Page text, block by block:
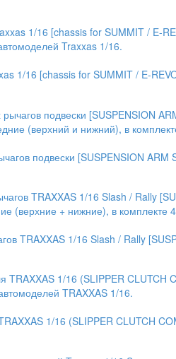
Traxxas 1/16.
1/16 [chassis for SUMMIT / E-
(верхний и нижний), в
подвески [SUSPENSION ARM
(верхние + нижние), в комплекте
TRAXXAS 1/16 Slash / Rally
TRAXXAS 1/16.
1/16 (SLIPPER CLUTCH